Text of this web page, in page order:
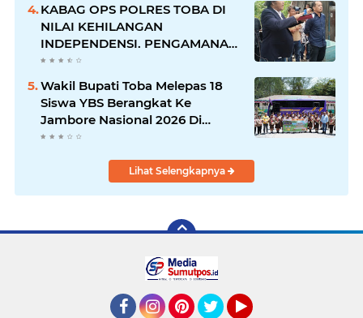
KABAG OPS POLRES TOBA DI
NILAI KEHILANGAN
INDEPENDENSI. PENGAMANAN
PENEMBOKAN TANAH DI
Wakil Bupati Toba Melepas 18
Siswa YBS Berangkat Ke
Jambore Nasional 2026 Di
Cibubur.
Lihat Selengkapnya